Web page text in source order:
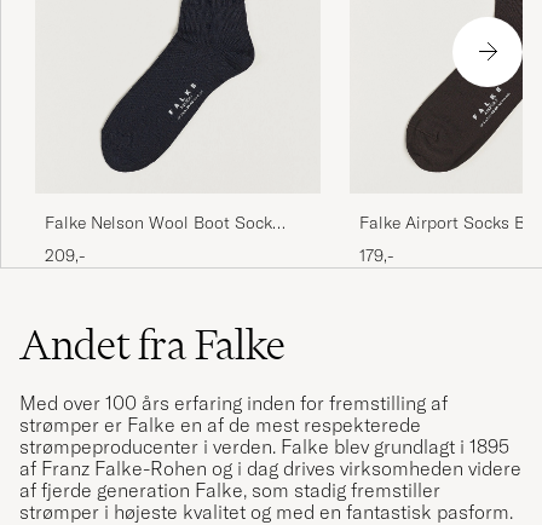
KØBTE PÅ CAREOFCARL.NO
Godt utvalg.
LEIF S KØBTE PÅ CAREOFCARL.NO
Raskt og effektivt 👍😀
Nice socks...
STEF G KØBTE PÅ CAREOFCARL.COM
Falke Nelson Wool Boot Sock
Dark Navy
209,-
Falke Airport Socks
179,-
Andet fra Falke
Med over 100 års erfaring inden for fremstilling af
strømper er Falke en af de mest respekterede
strømpeproducenter i verden. Falke blev grundlagt i 1895
af Franz Falke-Rohen og i dag drives virksomheden videre
af fjerde generation Falke, som stadig fremstiller
strømper i højeste kvalitet og med en fantastisk pasform.